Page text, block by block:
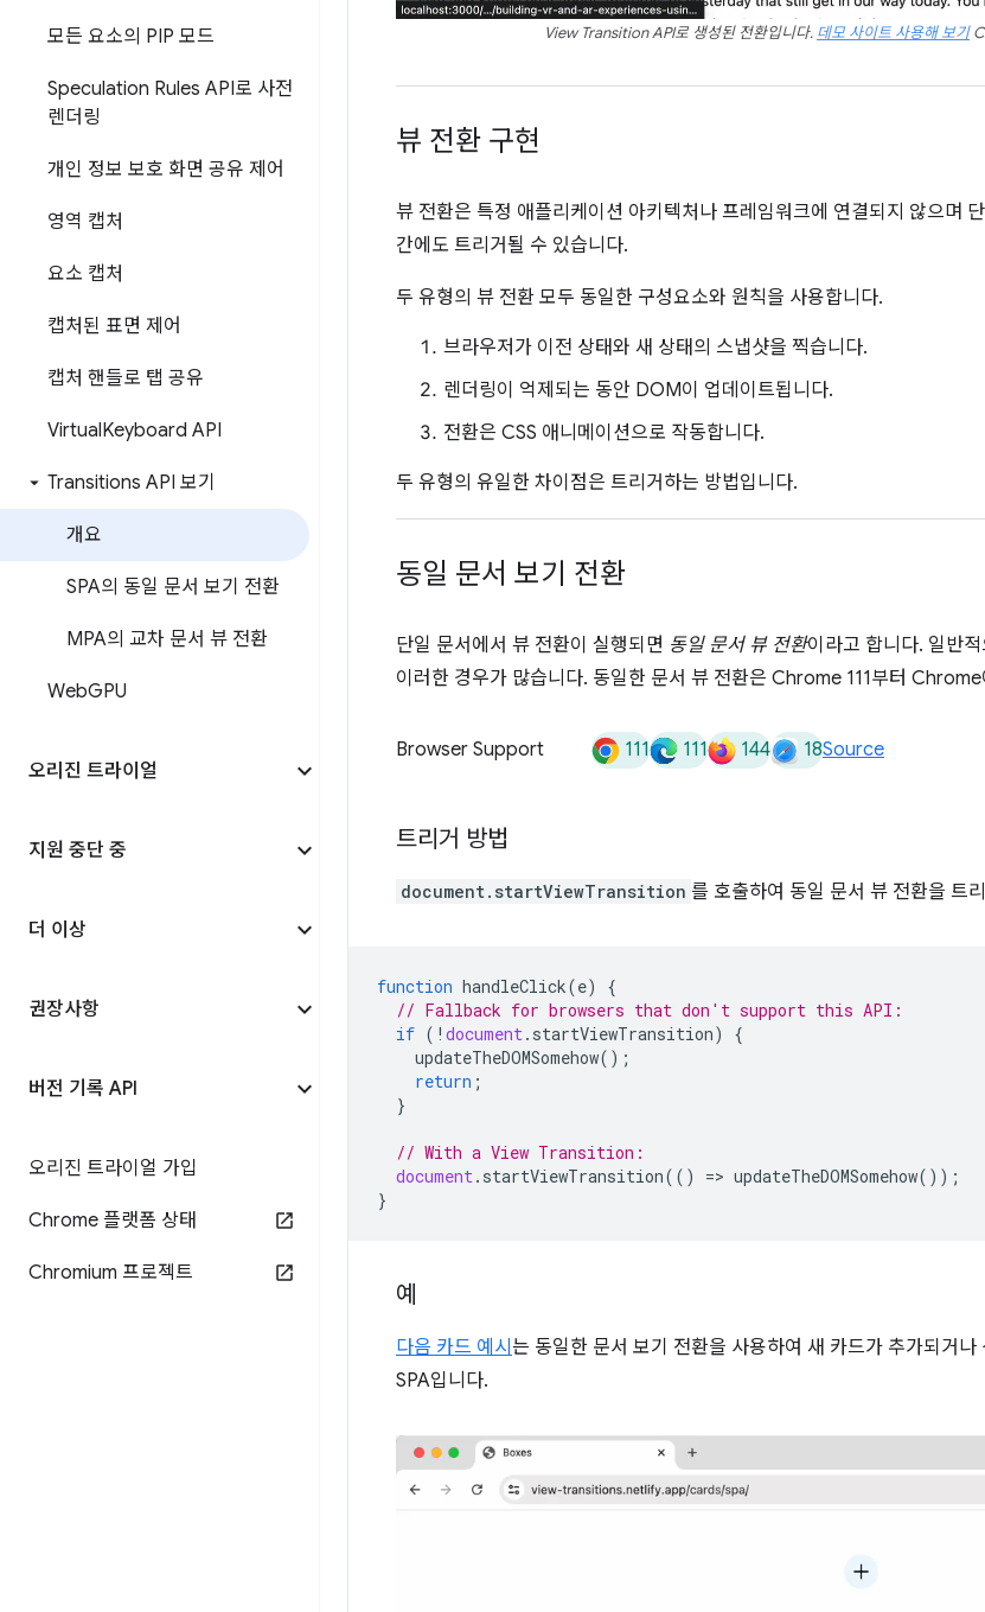
모든 요소의 PIP 모드
Speculation Rules API로 사전
렌더링
개인 정보 보호 화면 공유 제어
영역 캡처
요소 캡처
캡처된 표면 제어
캡처 핸들로 탭 공유
VirtualKeyboard API
Transitions API 보기
개요
SPA의 동일 문서 보기 전환
MPA의 교차 문서 뷰 전환
WebGPU
오리진 트라이얼
지원 중단 중
더 이상
권장사항
버전 기록 API
오리진 트라이얼 가입
Chrome 플랫폼 상태
Chromium 프로젝트
View Transition API로 생성된 전환입니다. 데모 사이트 사용해 보기
뷰 전환 구현
뷰 전환은 특정 애플리케이션 아키텍처나 프레임워크에 연결되지 않으며
간에도 트리거될 수 있습니다.
두 유형의 뷰 전환 모두 동일한 구성요소와 원칙을 사용합니다.
브라우저가 이전 상태와 새 상태의 스냅샷을 찍습니다.
렌더링이 억제되는 동안 DOM이 업데이트됩니다.
전환은 CSS 애니메이션으로 작동합니다.
두 유형의 유일한 차이점은 트리거하는 방법입니다.
동일 문서 보기 전환
단일 문서에서 뷰 전환이 실행되면 동일 문서 뷰 전환이라고 합니다. 일반
이러한 경우가 많습니다. 동일한 문서 뷰 전환은 Chrome 111부터
Browser Support 111 111 144 18Source
트리거 방법
document.startViewTransition 를 호출하여 동일 문서 뷰 전환을 트
function handleClick(e)
{
// Fallback for browsers that don't support this API:
if ( ! document. startViewTransition)
{
updateTheDOMSomehow();
return ;
}
// With a View Transition:
document. startViewTransition(() => updateTheDOMSomehow());
}
예
다음 카드 예시 는 동일한 문서 보기 전환을 사용하여 새 카드가 추가되거
SPA입니다.